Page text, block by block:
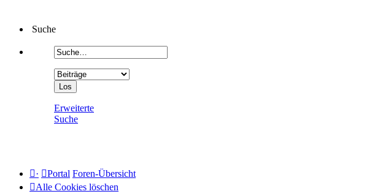
Suche
Erweiterte
Suche
· Portal Foren-Übersicht
Alle Cookies löschen